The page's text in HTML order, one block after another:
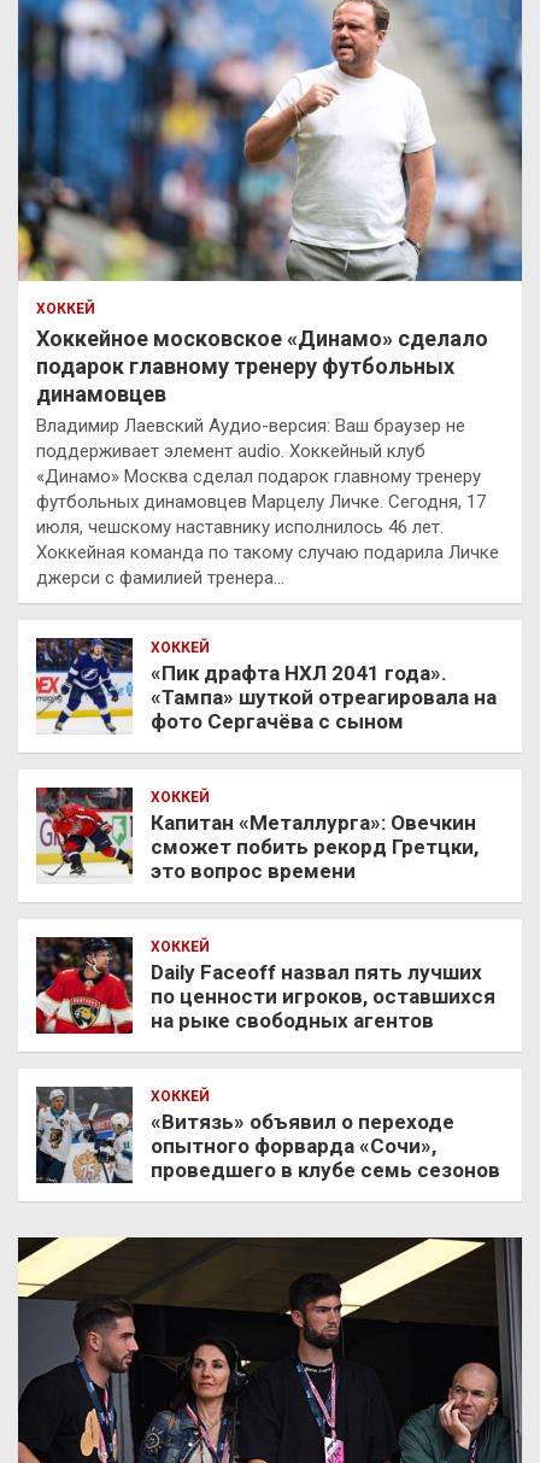
ХОККЕЙ
Хоккейное московское «Динамо» сделало
подарок главному тренеру футбольных
динамовцев
Владимир Лаевский Аудио-версия: Ваш браузер не
поддерживает элемент audio. Хоккейный клуб
«Динамо» Москва сделал подарок главному тренеру
футбольных динамовцев Марцелу Личке. Сегодня, 17
июля, чешскому наставнику исполнилось 46 лет.
Хоккейная команда по такому случаю подарила Личке
джерси с фамилией тренера…
ХОККЕЙ
«Пик драфта НХЛ 2041 года».
«Тампа» шуткой отреагировала на
фото Сергачёва с сыном
ХОККЕЙ
Капитан «Металлурга»: Овечкин
сможет побить рекорд Гретцки,
это вопрос времени
ХОККЕЙ
Daily Faceoff назвал пять лучших
по ценности игроков, оставшихся
на рыке свободных агентов
ХОККЕЙ
«Витязь» объявил о переходе
опытного форварда «Сочи»,
проведшего в клубе семь сезонов